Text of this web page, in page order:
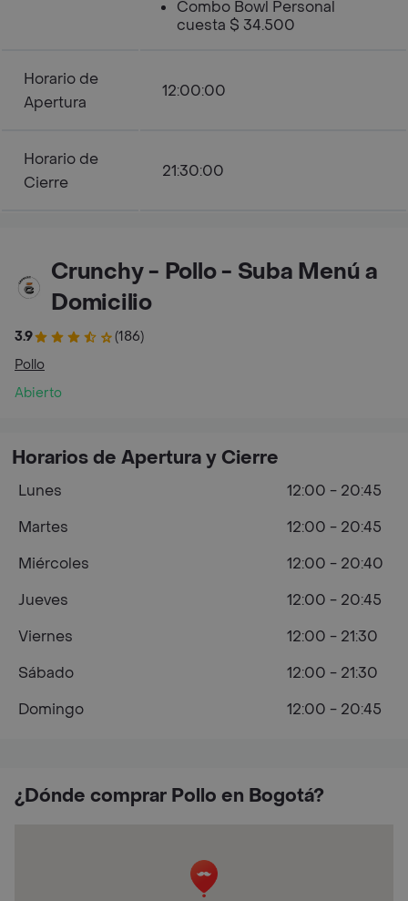
Combo Bowl Personal
cuesta $ 34.500
Horario de
Apertura
12:00:00
Horario de
Cierre
21:30:00
Crunchy - Pollo - Suba Menú a
Domicilio
3.9
(186)
Pollo
Abierto
¿Dónde comprar Pollo en Bogotá?
Horarios de Apertura y Cierre
Lunes
12:00 - 20:45
Martes
12:00 - 20:45
Miércoles
12:00 - 20:40
Jueves
12:00 - 20:45
Viernes
12:00 - 21:30
Sábado
12:00 - 21:30
Domingo
12:00 - 20:45